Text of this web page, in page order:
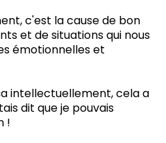
c'est la cause de bon
et de situations qui nous
émotionnelles et
intellectuellement, cela a
dit que je pouvais
!